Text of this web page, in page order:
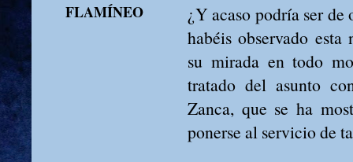
FLAMÍNEO
¿Y acaso podría ser de
habéis observado esta
su mirada en todo
tratado del asunto
Zanca, que se ha
ponerse al servicio de